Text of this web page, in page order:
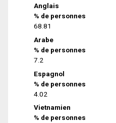
Anglais
% de personnes
68.81
Arabe
% de personnes
7.2
Espagnol
% de personnes
4.02
Vietnamien
% de personnes